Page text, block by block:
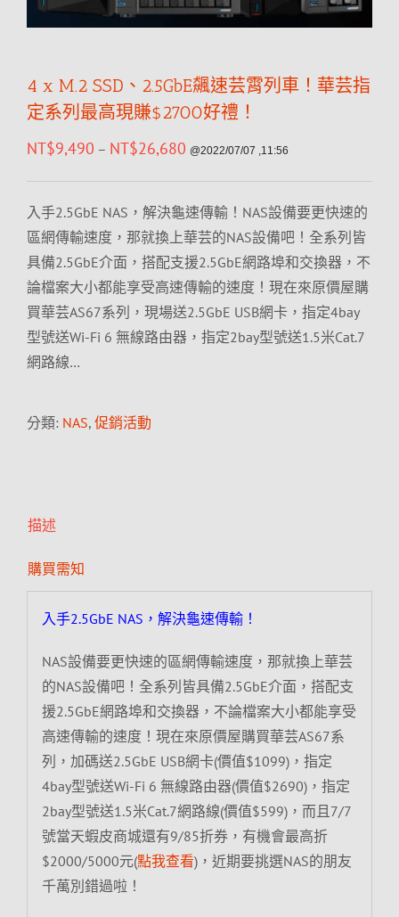
4 x M.2 SSD、2.5GbE飆速芸霄列車！華芸指
定系列最高現賺$2700好禮！
NT$9,490 – NT$26,680 @2022/07/07 ,11:56
入手2.5GbE NAS，解決龜速傳輸！NAS設備要更快速的
區網傳輸速度，那就換上華芸的NAS設備吧！全系列皆
具備2.5GbE介面，搭配支援2.5GbE網路埠和交換器，不
論檔案大小都能享受高速傳輸的速度！現在來原價屋購
買華芸AS67系列，現場送2.5GbE USB網卡，指定4bay
型號送Wi-Fi 6 無線路由器，指定2bay型號送1.5米Cat.7
網路線…
分類: NAS, 促銷活動
描述
購買需知
入手2.5GbE NAS，解決龜速傳輸！
NAS設備要更快速的區網傳輸速度，那就換上華芸
的NAS設備吧！全系列皆具備2.5GbE介面，搭配支
援2.5GbE網路埠和交換器，不論檔案大小都能享受
高速傳輸的速度！現在來原價屋購買華芸AS67系
列，加碼送2.5GbE USB網卡(價值$1099)，指定
4bay型號送Wi-Fi 6 無線路由器(價值$2690)，指定
2bay型號送1.5米Cat.7網路線(價值$599)，而且7/7
號當天蝦皮商城還有9/85折券，有機會最高折
$2000/5000元(點我查看)，近期要挑選NAS的朋友
千萬別錯過啦！